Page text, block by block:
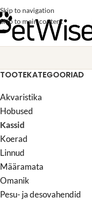
Skip to navigation
Skip to main content
TOOTEKATEGOORIAD
Akvaristika
Hobused
Kassid
Koerad
Linnud
Määramata
Omanik
Pesu- ja desovahendid